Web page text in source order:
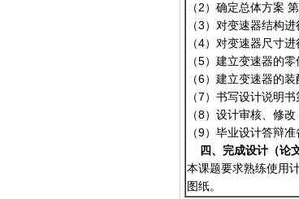
（2）确定总
（3）对变速器
（4）对变速器尺寸
（5）建立变速
（6）建立变速
（7）书写设
（8）设计审核
（9）毕业设计答辩
四、完成设计（论
本课题要求熟练使用
图纸。